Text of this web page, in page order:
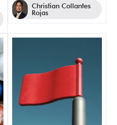
Christian Collantes
Rojas